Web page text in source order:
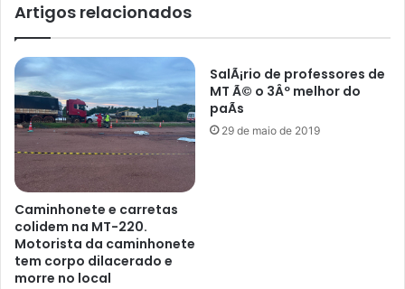
Artigos relacionados
Caminhonete e carretas
colidem na MT-220.
Motorista da caminhonete
tem corpo dilacerado e
morre no local
SalÃ¡rio de professores de
MT Ã© o 3Âº melhor do
paÃ­s
29 de maio de 2019